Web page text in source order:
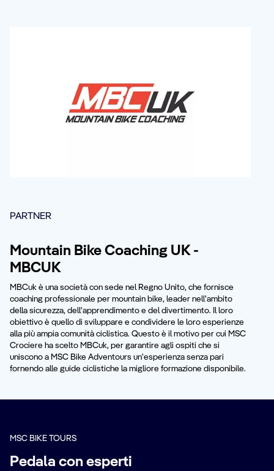
PARTNER
Mountain Bike Coaching UK -
MBCUK
MBCuk è una società con sede nel Regno Unito, che fornisce
coaching professionale per mountain bike, leader nell'ambito
della sicurezza, dell'apprendimento e del divertimento. Il loro
obiettivo è quello di sviluppare e condividere le loro esperienze
alla più ampia comunità ciclistica. Questo è il motivo per cui MSC
Crociere ha scelto MBCuk, per garantire agli ospiti che si
uniscono a MSC Bike Adventours un'esperienza senza pari
fornendo alle guide ciclistiche la migliore formazione disponibile.
MSC BIKE TOURS
Pedala con esperti